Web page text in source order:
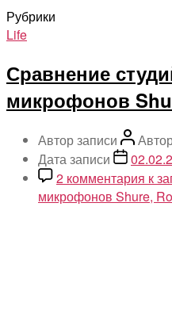
Рубрики
Life
Сравнение
микрофонов
Автор записи
Дата записи
2 комментария к
микрофонов Shure,